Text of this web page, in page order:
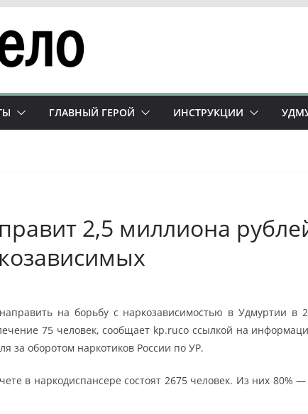
ГЛАВНЫЙ ГЕРОЙ ИНСТРУКЦИИ
2,5 миллиона
на борьбу с наркозависимостью в Удмуртии в
75 человек, сообщает kp.ruсо ссылкой на
за оборотом наркотиков России по УР.
в наркодиспансере состоят 2675 человек. Из них 80%